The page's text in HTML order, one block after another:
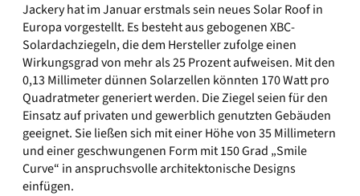
Jackery hat im Januar erstmals sein neues Solar Roof in
Europa vorgestellt. Es besteht aus gebogenen XBC-
Solardachziegeln, die dem Hersteller zufolge einen
Wirkungsgrad von mehr als 25 Prozent aufweisen. Mit den
0,13 Millimeter dünnen Solarzellen könnten 170 Watt pro
Quadratmeter generiert werden. Die Ziegel seien für den
Einsatz auf privaten und gewerblich genutzten Gebäuden
geeignet. Sie ließen sich mit einer Höhe von 35 Millimetern
und einer geschwungenen Form mit 150 Grad „Smile
Curve“ in anspruchsvolle architektonische Designs
einfügen.